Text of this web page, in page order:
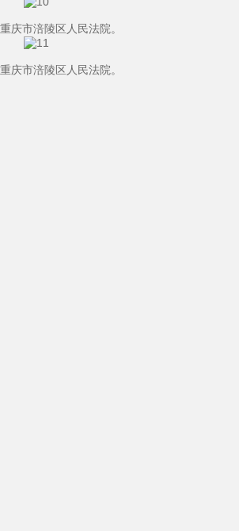
市涪陵区人民法院。
市涪陵区人民法院。